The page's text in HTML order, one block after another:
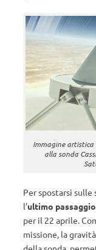
Immagine
alla sonda
Per spostarsi
l’ultimo
per il 22 aprile.
missione, la